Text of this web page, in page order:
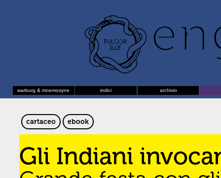
warburg & mnemosyne indici archivio
cartaceo ebook
Gli Indiani